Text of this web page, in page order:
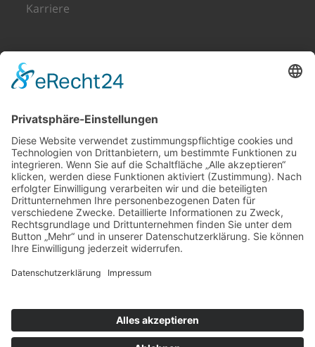
Karriere
PRODUKTE & LEISTUNGEN
Alarmanlagen
Videoüberwachung
Brandschutz
Sicherheitsnebel
Alarmanlagen-Konfigurator
Datenschutz